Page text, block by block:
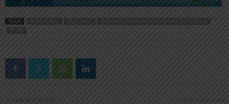
TAGS CODE PÉNAL FEATURED
NON ASSISTANCE À UNE PERSONNE EN DANGER
TOGO
Article précédent Article suivant